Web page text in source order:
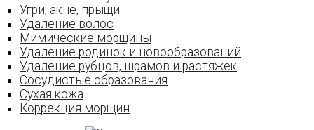
Угри‚ акне‚ прыщи
Удаление волос
Мимические морщины
Удаление родинок и новообразований
Удаление рубцов‚ шрамов и растяжек
Сосудистые образования
Сухая кожа
Коррекция морщин